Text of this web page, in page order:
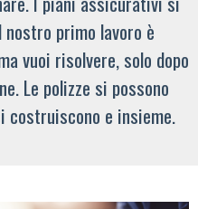
primo lavoro è
vuoi risolvere, solo dopo
Le polizze si possono
costruiscono e insieme.